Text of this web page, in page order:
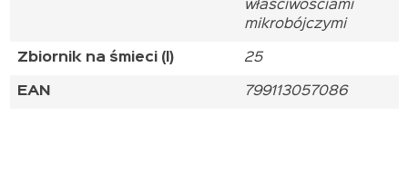
właściwościami
mikrobójczymi
Zbiornik na śmieci (l) 25
EAN 799113057086